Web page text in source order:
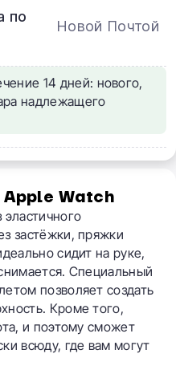
по
Новой Почтой
14 дней: нового,
надлежащего
Watch
застёжки, пряжки
сидит на руке,
Специальный
позволяет создать
Кроме того,
и поэтому сможет
всюду, где вам могут